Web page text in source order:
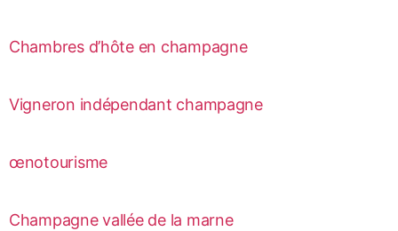
Chambres d’hôte en champagne
Vigneron indépendant champagne
œnotourisme
Champagne vallée de la marne